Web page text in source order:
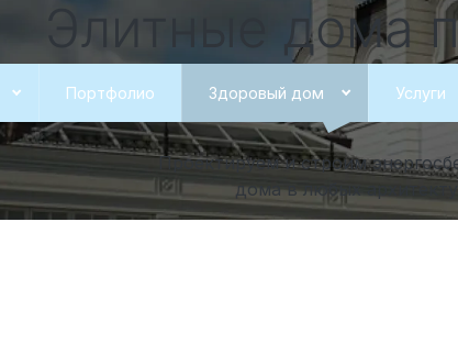
Портфолио Здоровый дом Услуги
Элитные дома
“Здоровый
Проектируем и строим
дома в любых